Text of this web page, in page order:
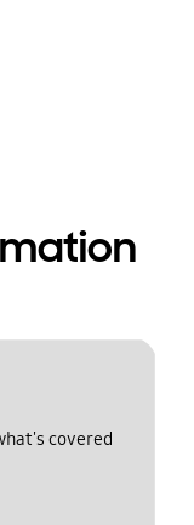
covered